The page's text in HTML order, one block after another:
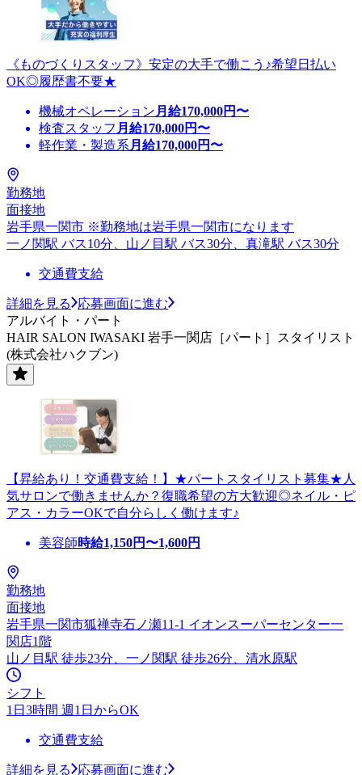
《ものづくりスタッフ》安定の大手で働こう♪希望日払い
OK◎履歴書不要★
機械オペレーション 月給170,000円〜
検査スタッフ 月給170,000円〜
軽作業・製造系 月給170,000円〜
勤務地
面接地
岩手県一関市 ※勤務地は岩手県一関市になります
一ノ関駅 バス10分、山ノ目駅 バス30分、真滝駅 バス30分
交通費支給
詳細を見る
応募画面に進む
アルバイト・パート
HAIR SALON IWASAKI 岩手一関店［パート］スタイリスト
(株式会社ハクブン)
【昇給あり！交通費支給！】★パートスタイリスト募集★人
気サロンで働きませんか？復職希望の方大歓迎◎ネイル・ピ
アス・カラーOKで自分らしく働けます♪
美容師時給1,150円〜1,600円
勤務地
面接地
岩手県一関市狐禅寺石ノ瀬11-1 イオンスーパーセンター一
関店1階
山ノ目駅 徒歩23分、一ノ関駅 徒歩26分、清水原駅
シフト
1日3時間 週1日からOK
交通費支給
詳細を見る
応募画面に進む